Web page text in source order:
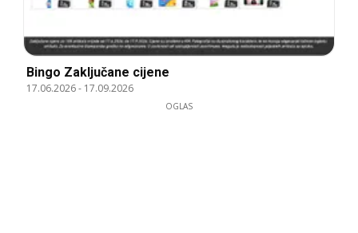
Bingo Zaključane cijene
17.06.2026- 17.09.2026
OGLAS